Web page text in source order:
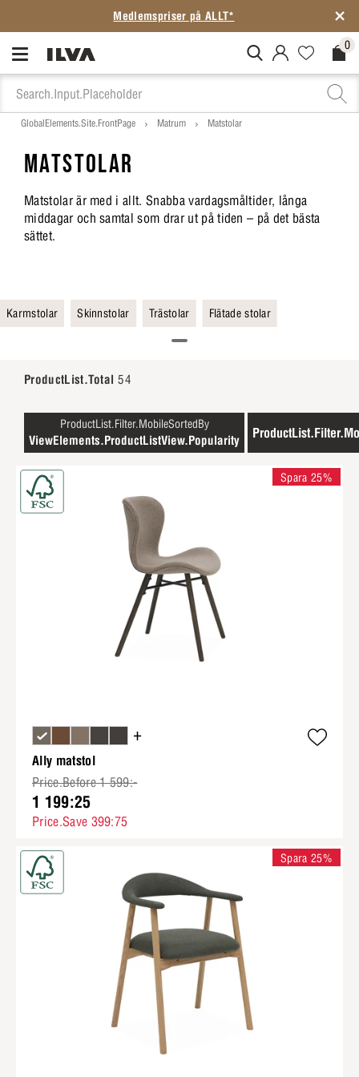
Medlemspriser på ALLT*
MitIlva.Login 0
GlobalElements.Site.FrontPage Matrum Matstolar
MATSTOLAR
Matstolar är med i allt. Snabba vardagsmåltider, långa
middagar och samtal som drar ut på tiden – på det bästa
sättet.
Karmstolar Skinnstolar Trästolar Flätade stolar
ProductList.Total 54
ProductList.Filter.MobileSortedBy
ViewElements.ProductListView.Popularity
+
Ally matstol
Price.Before 1 599:-
1 199:25
Price.Save 399:75
Spara 25%
Spara 25%